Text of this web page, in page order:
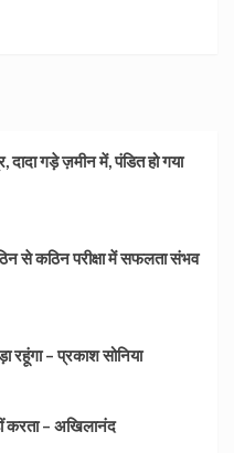
दादा गड़े ज़मीन में, पंडित हो गया
से कठिन परीक्षा में सफलता संभव
रहूंगा – प्रकाश सोनिया
करता – अखिलानंद